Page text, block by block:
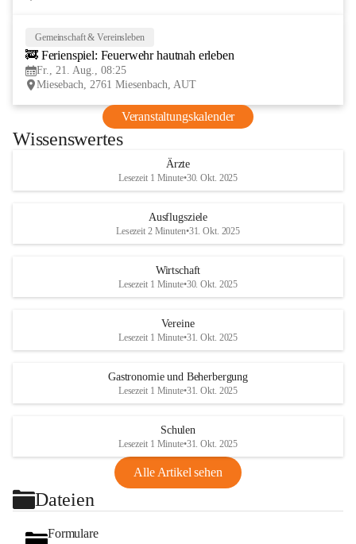
Gemeinschaft & Vereinsleben
🚒 Ferienspiel: Feuerwehr hautnah erleben
Fr., 21. Aug., 08:25
Miesebach, 2761 Miesenbach, AUT
Veranstaltungskalender
Wissenswertes
Ärzte
Lesezeit 1 Minute•30. Okt. 2025
Ausflugsziele
Lesezeit 2 Minuten•31. Okt. 2025
Wirtschaft
Lesezeit 1 Minute•30. Okt. 2025
Vereine
Lesezeit 1 Minute•31. Okt. 2025
Gastronomie und Beherbergung
Lesezeit 1 Minute•31. Okt. 2025
Schulen
Lesezeit 1 Minute•31. Okt. 2025
Alle Artikel sehen
Dateien
Formulare